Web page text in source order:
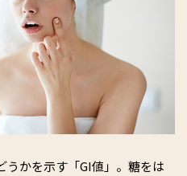
うかを示す「GI値」。糖をは